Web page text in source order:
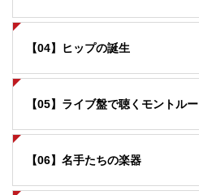
【04】ヒップの誕生
【05】ライブ盤で聴くモントルー
【06】名手たちの楽器